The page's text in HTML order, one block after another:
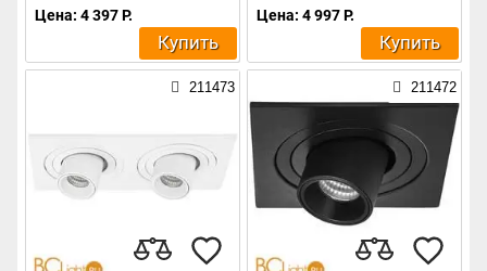
Цена: 4 397 Р.
Купить
Цена: 4 997 Р.
Купить
211473 211472